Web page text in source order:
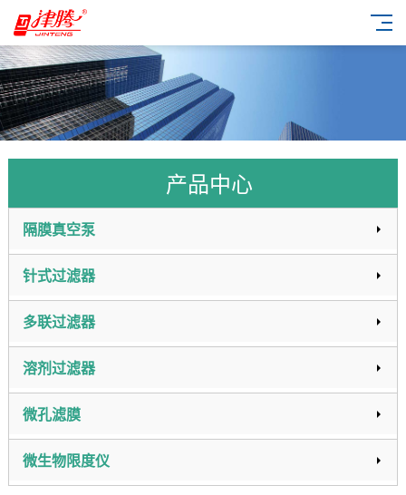
产品中心
隔膜真空泵
针式过滤器
多联过滤器
溶剂过滤器
微孔滤膜
微生物限度仪